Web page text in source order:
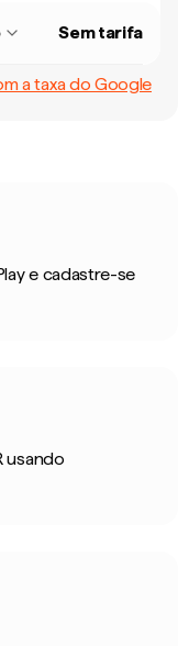
Sem tarifa
a taxa do Google
e cadastre-se
usando